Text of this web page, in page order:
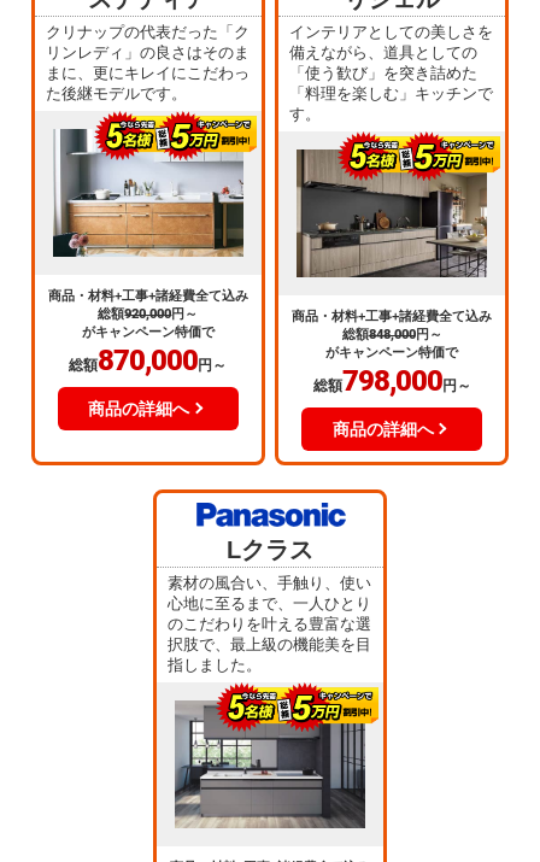
クリナップの代表だった「ク
リンレディ」の良さはそのま
まに、更にキレイにこだわっ
た後継モデルです。
商品・材料+工事+諸経費全て込み
総額920,000円～
がキャンペーン特価で
総額870,000円～
商品の詳細へ
インテリアとしての美しさを
備えながら、道具としての
「使う歓び」を突き詰めた
「料理を楽しむ」キッチンで
す。
商品・材料+工事+諸経費全て込み
総額848,000円～
がキャンペーン特価で
総額798,000円～
商品の詳細へ
Lクラス
素材の風合い、手触り、使い
心地に至るまで、一人ひとり
のこだわりを叶える豊富な選
択肢で、最上級の機能美を目
指しました。